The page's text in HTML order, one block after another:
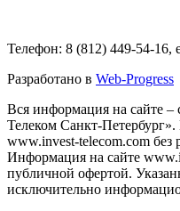
Телефон: 8 (812) 449-54-16,
Разработано в Web-Progress
Вся информация на сайте
Телеком Санкт-
www.invest-telecom.com без
Информация на сайте
публичной офертой.
исключительно